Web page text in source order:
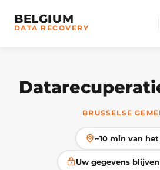
BELGIUM
DATA RECOVERY
BRUSSELSE
~10 min van
Uw gegevens